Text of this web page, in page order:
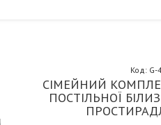
СІМЕЙНИЙ
ПОСТІЛЬНОЇ
Код: G-